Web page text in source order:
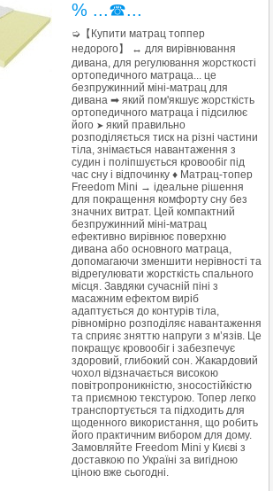
% ...☎...
➭【Купити матрац топпер
недорого】 ↔ для вирівнювання
дивана, для регулювання жорсткості
ортопедичного матраца... це
безпружинний міні-матрац для
дивана ➡ який пом'якшує жорсткість
ортопедичного матраца і підсилює
його ➤ який правильно
розподіляється тиск на різні частини
тіла, знімається навантаження з
судин і поліпшується кровообіг під
час сну і відпочинку ♦ Матрац-топер
Freedom Mini → ідеальне рішення
для покращення комфорту сну без
значних витрат. Цей компактний
безпружинний міні-матрац
ефективно вирівнює поверхню
дивана або основного матраца,
допомагаючи зменшити нерівності та
відрегулювати жорсткість спального
місця. Завдяки сучасній піні з
масажним ефектом виріб
адаптується до контурів тіла,
рівномірно розподіляє навантаження
та сприяє зняттю напруги з м’язів. Це
покращує кровообіг і забезпечує
здоровий, глибокий сон. Жакардовий
чохол відзначається високою
повітропроникністю, зносостійкістю
та приємною текстурою. Топер легко
транспортується та підходить для
щоденного використання, що робить
його практичним вибором для дому.
Замовляйте Freedom Mini у Києві з
доставкою по Україні за вигідною
ціною вже сьогодні.